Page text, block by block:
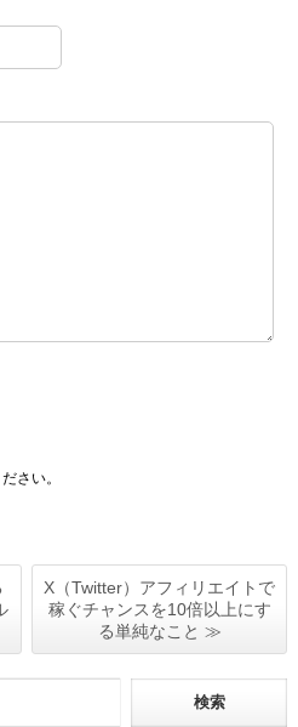
さい。
X（Twitter）アフィリエイトで
稼ぐチャンスを10倍以上にす
る単純なこと ≫